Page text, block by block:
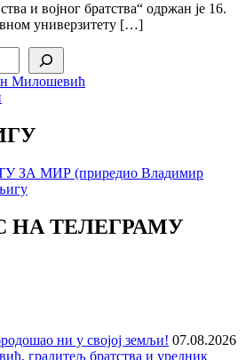
и војног братства“ одржан је 16.
универзитету […]
НА ТЕЛЕГРАМУ
ни у својој земљи! 07.08.2026
градитељ братства и уредник